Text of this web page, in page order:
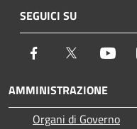
SEGUICI SU
Facebook Twitter
AMMINISTRAZIONE
Organi di Governo